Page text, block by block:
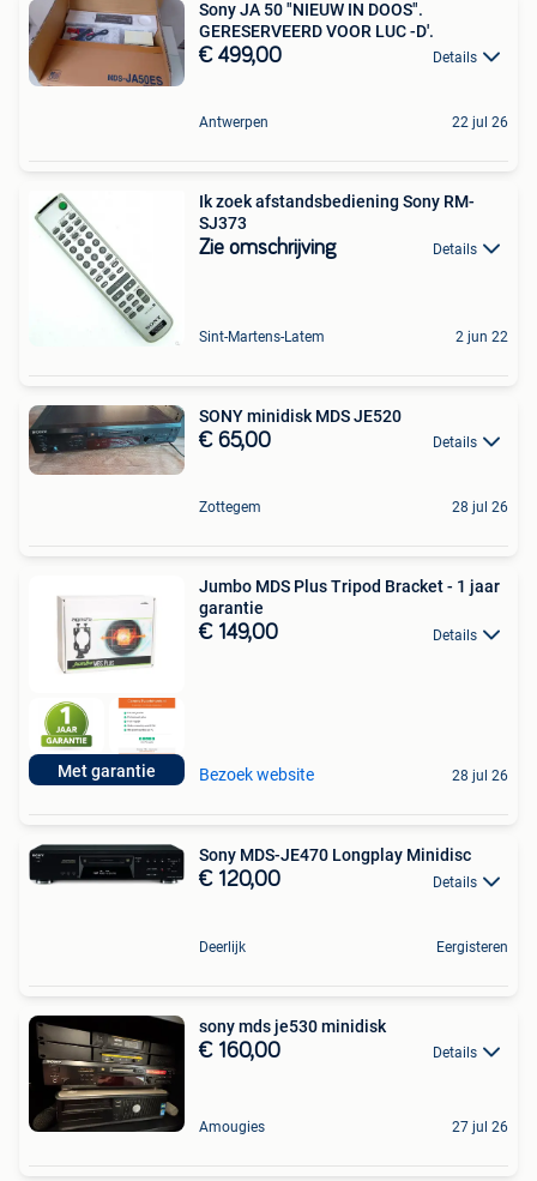
Sony JA 50 "NIEUW IN DOOS".
GERESERVEERD VOOR LUC -D'.
€ 499,00 Details
Antwerpen 22 jul 26
Ik zoek afstandsbediening Sony RM-
SJ373
Zie omschrijving Details
Sint-Martens-Latem 2 jun 22
SONY minidisk MDS JE520
€ 65,00 Details
Zottegem 28 jul 26
Met garantie
Jumbo MDS Plus Tripod Bracket - 1 jaar
garantie
€ 149,00 Details
Bezoek website 28 jul 26
Sony MDS-JE470 Longplay Minidisc
€ 120,00 Details
Deerlijk Eergisteren
sony mds je530 minidisk
€ 160,00 Details
Amougies 27 jul 26